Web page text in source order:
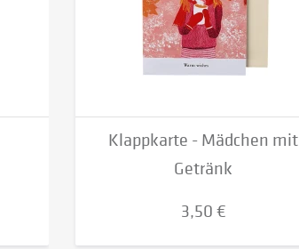
Klappkarte - Mädchen mit
Getränk
3,50 €